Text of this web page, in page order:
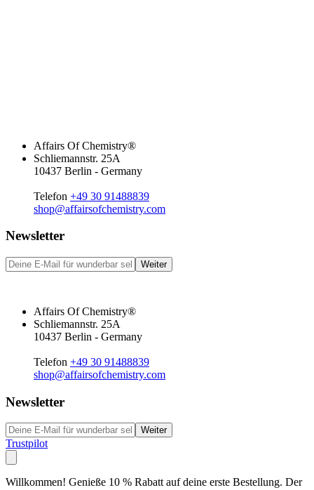
Affairs Of Chemistry®
Schliemannstr. 25A
10437 Berlin - Germany
Telefon +49 30 91488839
shop@affairsofchemistry.com
Newsletter
Weiter
Affairs Of Chemistry®
Schliemannstr. 25A
10437 Berlin - Germany
Telefon +49 30 91488839
shop@affairsofchemistry.com
Newsletter
Weiter
Trustpilot
Willkommen! Genieße 10 % Rabatt auf deine erste Bestellung. Der